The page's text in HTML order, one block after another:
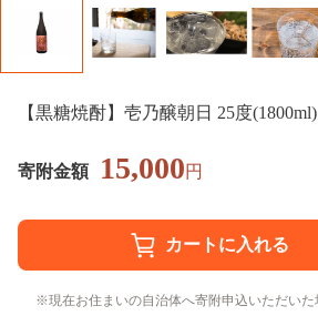
【黒糖焼酎】壱乃醸朝日 25度
寄附金額 15,000円
現在お住まいの自治体へ寄附申込いただい